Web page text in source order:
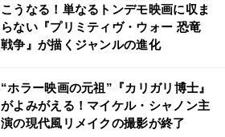
こうなる！単なるトンデモ映画に収ま
らない『プリミティヴ・ウォー 恐竜
戦争』が描くジャンルの進化
“ホラー映画の元祖”『カリガリ博士』
がよみがえる！マイケル・シャノン主
演の現代風リメイクの撮影が終了